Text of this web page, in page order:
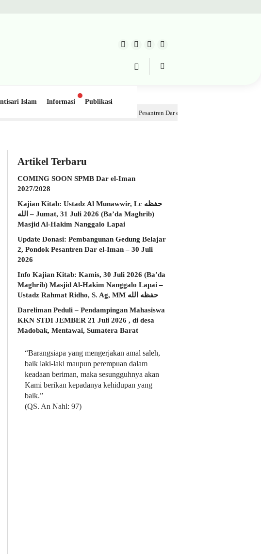
Islam Informasi
Publikasi
Gedung Belajar 2, Pondok Pesantren Dar el-Iman – 30 Juli 2026
Artikel Terbaru
COMING SOON SPMB Dar el-Iman
2027/2028
Kajian Kitab: Ustadz Al Munawwir, Lc حفظه
الله – Jumat, 31 Juli 2026 (Ba’da Maghrib)
Masjid Al-Hakim Nanggalo Lapai
Update Donasi: Pembangunan Gedung Belajar
2, Pondok Pesantren Dar el-Iman – 30 Juli
2026
Info Kajian Kitab: Kamis, 30 Juli 2026 (Ba’da
Maghrib) Masjid Al-Hakim Nanggalo Lapai –
Ustadz Rahmat Ridho, S. Ag, MM حفظه الله
Dareliman Peduli – Pendampingan Mahasiswa
KKN STDI JEMBER 21 Juli 2026 , di desa
Madobak, Mentawai, Sumatera Barat
“Barangsiapa yang mengerjakan amal saleh,
baik laki-laki maupun perempuan dalam
keadaan beriman, maka sesungguhnya akan
Kami berikan kepadanya kehidupan yang
baik.”
(QS. An Nahl: 97)